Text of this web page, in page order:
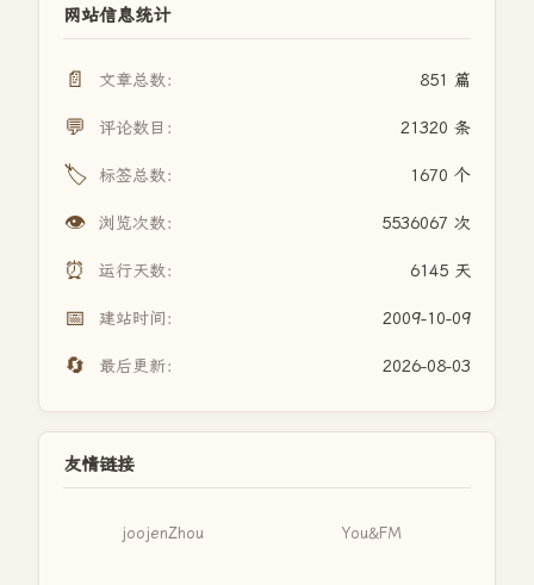
网站信息统计
📄 文章总数： 851 篇
💬 评论数目： 21320 条
🏷️ 标签总数： 1670 个
👁️ 浏览次数： 5536067 次
⏰ 运行天数： 6145 天
📅 建站时间： 2009-10-09
🔄 最后更新： 2026-08-03
友情链接
joojenZhou You&FM